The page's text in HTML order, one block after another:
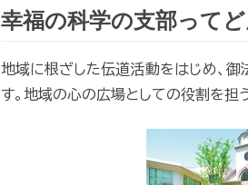
幸福の科学の支部って
地域に根ざした伝道活動をはじめ、御
す。地域の心の広場としての役割を担